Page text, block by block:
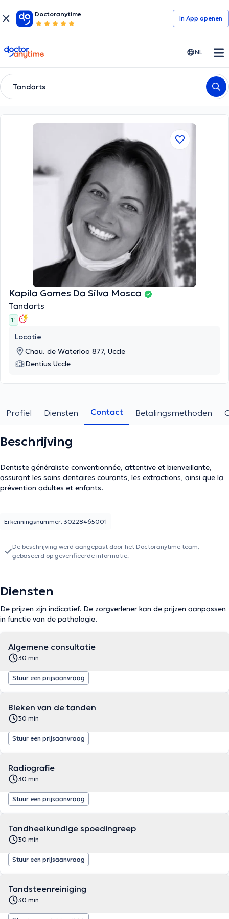
Doctoranytime
In App openen
doctoranytime NL
Tandarts
Kapila Gomes Da Silva Mosca
Tandarts
1 '
Locatie
Chau. de Waterloo 877, Uccle
Dentius Uccle
Profiel Diensten Contact Betalingsmethoden
Beschrijving
Dentiste généraliste conventionnée, attentive et bienveillante,
assurant les soins dentaires courants, les extractions, ainsi que la
prévention adultes et enfants.
Erkenningsnummer: 30228465001
De beschrijving werd aangepast door het Doctoranytime team,
gebaseerd op geverifieerde informatie.
Diensten
De prijzen zijn indicatief. De zorgverlener kan de prijzen aanpassen
in functie van de pathologie.
Algemene consultatie
30 min
Stuur een prijsaanvraag
Bleken van de tanden
30 min
Stuur een prijsaanvraag
Radiografie
30 min
Stuur een prijsaanvraag
Tandheelkundige spoedingreep
30 min
Stuur een prijsaanvraag
Tandsteenreiniging
30 min